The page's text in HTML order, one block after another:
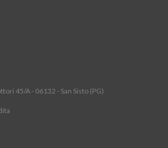
45/A - 06132 - San Sisto (PG)